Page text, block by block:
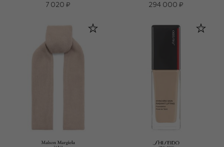
220 Linen (30ml)
7 020 ₽ 294 000 ₽